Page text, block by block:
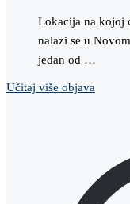
Lokacija na kojoj
nalazi se u
jedan od …
Učitaj više objava